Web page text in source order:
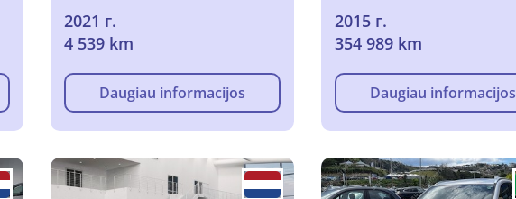
2021 г.
4 539 km
Daugiau informacijos
2015 г.
354 989 km
Daugiau informacijos